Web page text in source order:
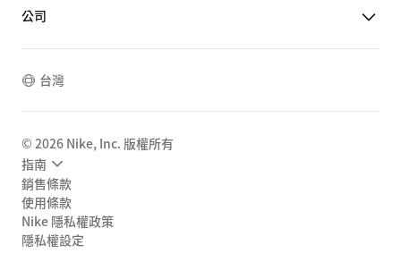
公司
台灣
© 2026 Nike, Inc. 版權所有
指南
銷售條款
使用條款
Nike 隱私權政策
隱私權設定